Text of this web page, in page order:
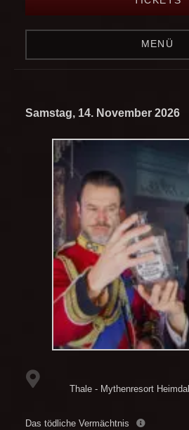
MENÜ
Samstag, 14. November 2026
Thale - Mythenresort Heimdall
Das tödliche Vermächtnis